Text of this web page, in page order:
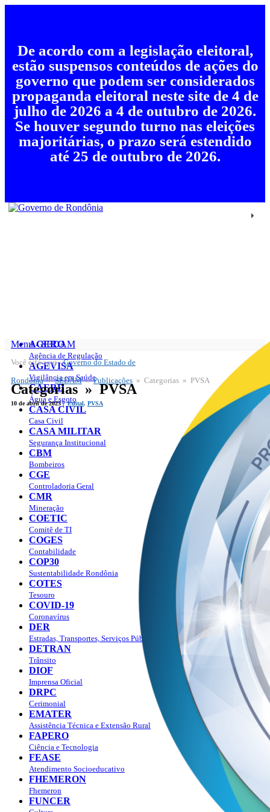
De acordo com a legislação eleitoral,
estão suspensos conteúdos de ações do
governo que podem ser considerados
propaganda eleitoral neste site de 4 de
julho de 2026 a 4 de outubro de 2026.
Se houver segundo turno nas eleições
majoritárias, o prazo será estendido
até 25 de outubro de 2026.
AGERO
Agência de Regulação
AGEVISA
Vigilância em Saúde
CAERD
Água e Esgoto
CASA CIVIL
Casa Civil
CASA MILITAR
Segurança Institucional
CBM
Bombeiros
CGE
Controladoria Geral
CMR
Mineração
COETIC
Comitê de TI
COGES
Contabilidade
COP30
Sustentabilidade Rondônia
COTES
Tesouro
COVID-19
Coronavírus
DER
Estradas, Transportes, Serviços Públicos
DETRAN
Trânsito
DIOF
Imprensa Oficial
DRPC
Cerimonial
EMATER
Assistência Técnica e Extensão Rural
FAPERO
Ciência e Tecnologia
FEASE
Atendimento Socioeducativo
FHEMERON
Fhemeron
FUNCER
Menu - SEDAM
SEDAM
Publicações
Você está aqui:Governo do Estado de
Rondônia»SEDAM»Publicações » Categorias » PVSA
Categorias » PVSA
10 de abril de 2023 |Edital, PVSA